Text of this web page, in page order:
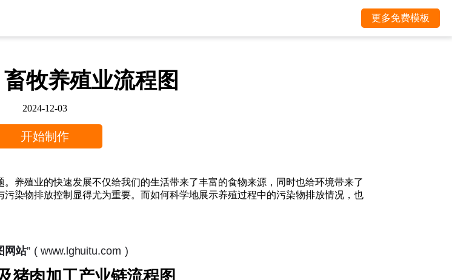
更多免费模板
牧养殖业流程图
2024-12-03
开始制作
养殖业的快速发展不仅给我们的生活带来了丰富的食物来源，同时也给环境带来了
染物排放控制显得尤为重要。而如何科学地展示养殖过程中的污染物排放情况，也